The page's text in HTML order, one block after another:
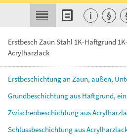
Erstbesch Zaun Stahl 1K-Haftgrund
Acrylharzlack
Erstbeschichtungan Zaun, außen,
Grundbeschichtungaus Haftgrund,
Zwischenbeschichtungaus
Schlussbeschichtungaus
i §